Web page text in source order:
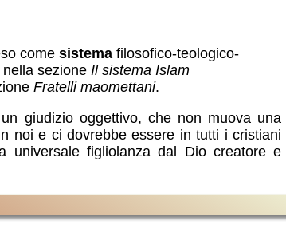
comesistema filosofico-teologico-
sezione Il sistema Islam
Fratelli maomettani.
giudizio oggettivo, che non muova una
noi e ci dovrebbe essere in tutti i cristiani
universale figliolanza dal Dio creatore e